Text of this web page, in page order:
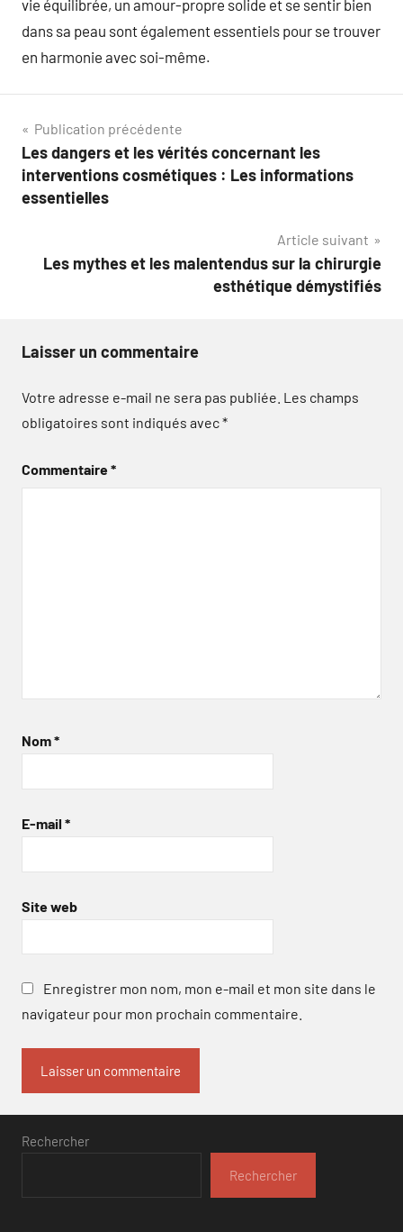
vie équilibrée, un amour-propre solide et se sentir bien
dans sa peau sont également essentiels pour se trouver
en harmonie avec soi-même.
Navigation
de
l’article
Publication précédente
Les dangers et les vérités concernant les
interventions cosmétiques : Les informations
essentielles
Article suivant
Les mythes et les malentendus sur la chirurgie
esthétique démystifiés
Laisser un commentaire
Votre adresse e-mail ne sera pas publiée. Les champs
obligatoires sont indiqués avec*
Commentaire*
Nom*
E-mail *
Site web
Enregistrer mon nom, mon e-mail et mon site dans le
navigateur pour mon prochain commentaire.
Rechercher
Rechercher